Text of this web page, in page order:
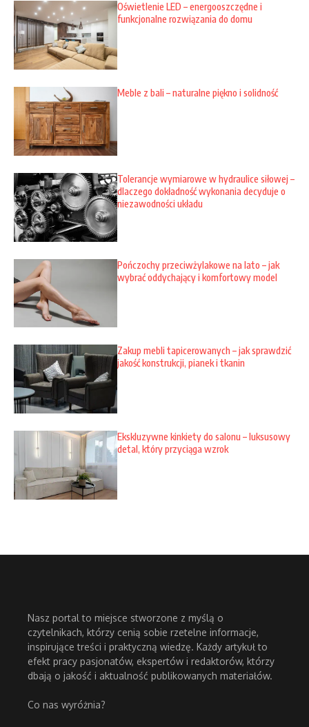
Oświetlenie LED – energooszczędne i
funkcjonalne rozwiązania do domu
Meble z bali – naturalne piękno i solidność
Tolerancje wymiarowe w hydraulice siłowej –
dlaczego dokładność wykonania decyduje o
niezawodności układu
Pończochy przeciwżylakowe na lato – jak
wybrać oddychający i komfortowy model
Zakup mebli tapicerowanych – jak sprawdzić
jakość konstrukcji, pianek i tkanin
Ekskluzywne kinkiety do salonu – luksusowy
detal, który przyciąga wzrok
Nasz portal to miejsce stworzone z myślą o
czytelnikach, którzy cenią sobie rzetelne informacje,
inspirujące treści i praktyczną wiedzę. Każdy artykuł to
efekt pracy pasjonatów, ekspertów i redaktorów, którzy
dbają o jakość i aktualność publikowanych materiałów.
Co nas wyróżnia?